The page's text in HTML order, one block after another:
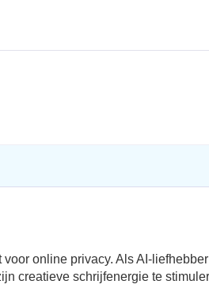
online privacy. Als AI-
creatieve schrijfenergie te